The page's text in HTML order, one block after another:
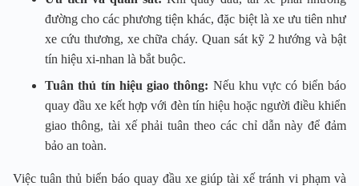
đường cho các phương tiện khác, đặc biệt là xe ưu tiên như
xe cứu thương, xe chữa cháy. Quan sát kỹ 2 hướng và bật
tín hiệu xi-nhan là bắt buộc.
Tuân thủ tín hiệu giao thông: Nếu khu vực có biển báo
quay đầu xe kết hợp với đèn tín hiệu hoặc người điều khiển
giao thông, tài xế phải tuân theo các chỉ dẫn này để đảm
bảo an toàn.
Việc tuân thủ biển báo quay đầu xe giúp tài xế tránh vi phạm và